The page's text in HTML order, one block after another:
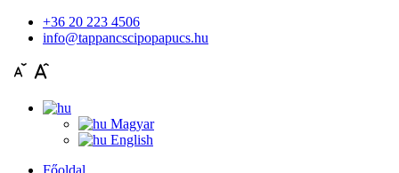
+36 20 223 4506
info@tappancscipopapucs.hu
Magyar
English
Főoldal